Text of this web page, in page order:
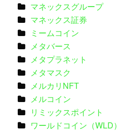
マネックスグループ
マネックス証券
ミームコイン
メタバース
メタプラネット
メタマスク
メルカリNFT
メルコイン
リミックスポイント
ワールドコイン（WLD）